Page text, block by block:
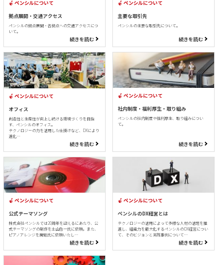
ペンシルについて
拠点展開・交通アクセス
ペンシルの拠点展開・各拠点への交通アクセスにつ
いて。
続きを読む
ペンシルについて
主要な取引先
ペンシルの主要な取引先について。
続きを読む
ペンシルについて
オフィス
創造性と生産性が向上し続ける環境づくりを目指
す、ペンシルのオフィス。
テクノロジーの力を活用した仕掛けなど、DXにより
進化…
続きを読む
ペンシルについて
社内制度・福利厚生・取り組み
ペンシルの社内制度や福利厚生、取り組みについ
て。
続きを読む
ペンシルについて
公式テーマソング
株式会社ペンシルでは20周年を迎えるにあたり、公
式テーマソングの制作を土山啓一氏に依頼。また、
ピアノアレンジを魔魅氏に依頼いたし…
続きを読む
ペンシルについて
ペンシルのDX経営とは
テクノロジーの活用によって多様な人材の活躍を推
進し、組織力を最大化するペンシルのDX経営につい
て、そのビジョンと実践事例について…
続きを読む